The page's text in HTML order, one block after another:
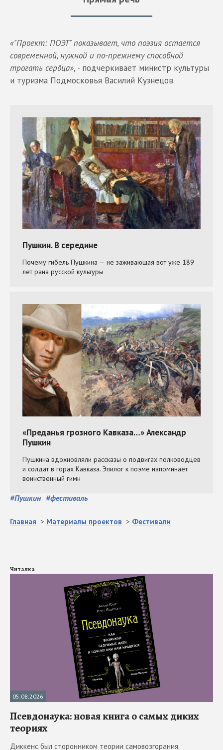
«"Проект: ПОЭТ" показывает, что поэзия остается
современной, нужной и по-прежнему способной
трогать сердца», - подчеркивает министр культуры
и туризма Подмосковья Василий Кузнецов.
#Пушкин #фестиваль
Главная > Материалы проектов > Фестивали
Читалка
05.08.2026
Псевдонаука: новая книга о самых диких
теориях
Диккенс был сторонником теории самовозгорания.